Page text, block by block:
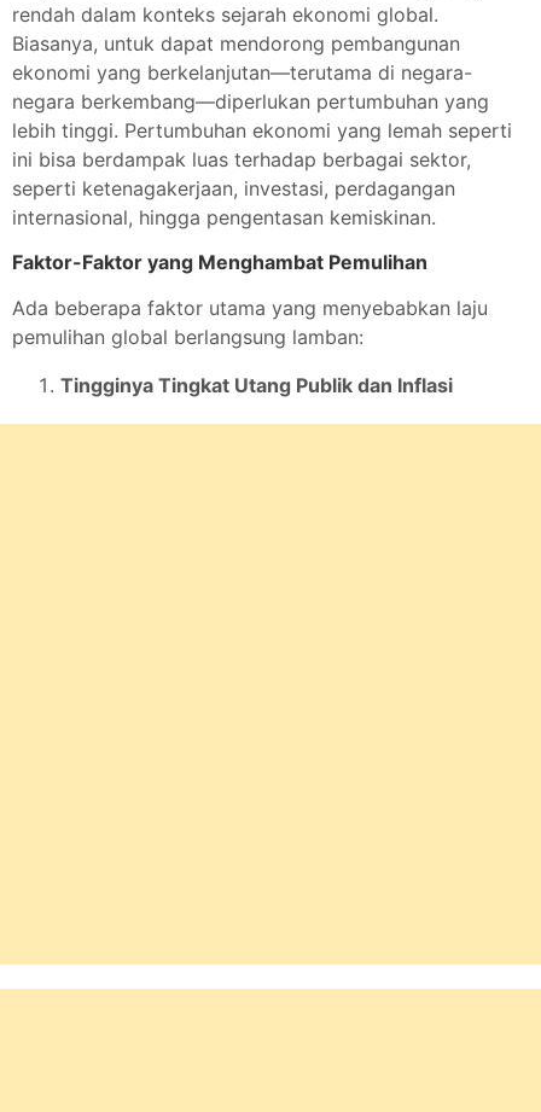
rendah dalam konteks sejarah ekonomi global.
Biasanya, untuk dapat mendorong pembangunan
ekonomi yang berkelanjutan—terutama di negara-
negara berkembang—diperlukan pertumbuhan yang
lebih tinggi. Pertumbuhan ekonomi yang lemah seperti
ini bisa berdampak luas terhadap berbagai sektor,
seperti ketenagakerjaan, investasi, perdagangan
internasional, hingga pengentasan kemiskinan.
Faktor-Faktor yang Menghambat Pemulihan
Ada beberapa faktor utama yang menyebabkan laju
pemulihan global berlangsung lamban:
Tingginya Tingkat Utang Publik dan Inflasi